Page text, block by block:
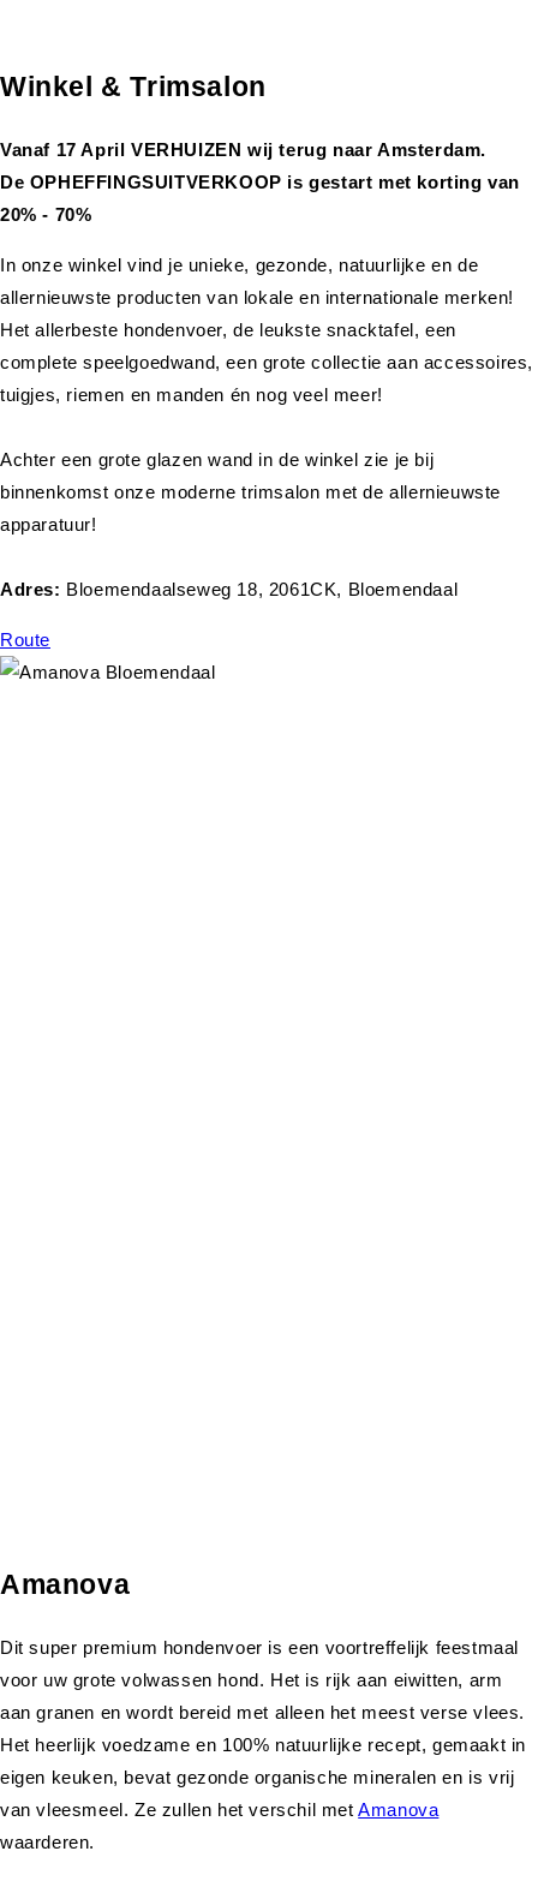
Winkel & Trimsalon
Vanaf 17 April VERHUIZEN wij terug naar Amsterdam.
De OPHEFFINGSUITVERKOOP is gestart met korting van
20% - 70%
In onze winkel vind je unieke, gezonde, natuurlijke en de
allernieuwste producten van lokale en internationale merken!
Het allerbeste hondenvoer, de leukste snacktafel, een
complete speelgoedwand, een grote collectie aan accessoires,
tuigjes, riemen en manden én nog veel meer!
Achter een grote glazen wand in de winkel zie je bij
binnenkomst onze moderne trimsalon met de allernieuwste
apparatuur!
Adres: Bloemendaalseweg 18, 2061CK, Bloemendaal
Route
Amanova
Dit super premium hondenvoer is een voortreffelijk feestmaal
voor uw grote volwassen hond. Het is rijk aan eiwitten, arm
aan granen en wordt bereid met alleen het meest verse vlees.
Het heerlijk voedzame en 100% natuurlijke recept, gemaakt in
eigen keuken, bevat gezonde organische mineralen en is vrij
van vleesmeel. Ze zullen het verschil metAmanova
waarderen.